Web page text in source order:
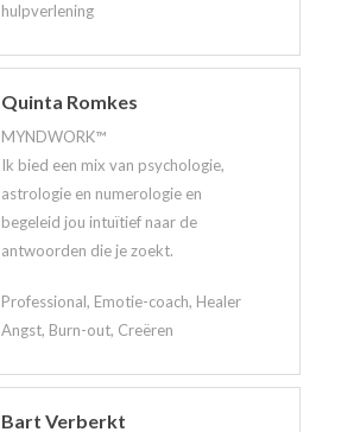
hulpverlening
Quinta Romkes
MYNDWORK™
Ik bied een mix van psychologie,
astrologie en numerologie en
begeleid jou intuïtief naar de
antwoorden die je zoekt.
Professional, Emotie-coach, Healer
Angst, Burn-out, Creëren
Bart Verberkt